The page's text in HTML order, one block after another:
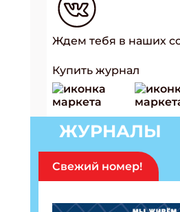
Ждем тебя в наших
Купить журнал
ЖУРНАЛЫ
Свежий номер!